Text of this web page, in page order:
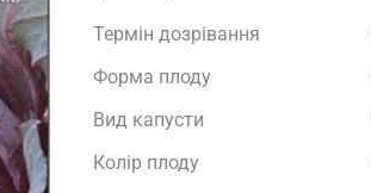
Термін дозрівання
Форма плоду
Вид капусти
Колір плоду